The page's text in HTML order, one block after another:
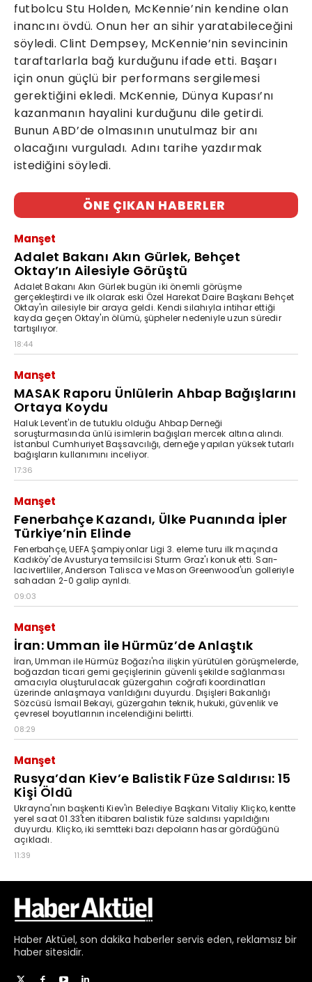
Haber Aktüel, son dakika haberler servis eden, reklamsız bir
haber sitesidir.